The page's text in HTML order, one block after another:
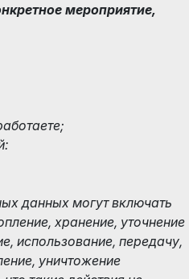
мероприятие,
данных могут включать
хранение, уточнение
использование, передачу,
уничтожение